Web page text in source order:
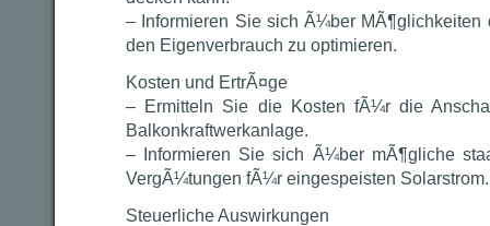
– Informieren Sie sich Ã¼ber MÃ¶glichkeiten
den Eigenverbrauch zu optimieren.
Kosten und ErtrÃ¤ge
– Ermitteln Sie die Kosten fÃ¼r die
Balkonkraftwerkanlage.
– Informieren Sie sich Ã¼ber mÃ¶gliche
VergÃ¼tungen fÃ¼r eingespeisten Solarstrom.
Steuerliche Auswirkungen